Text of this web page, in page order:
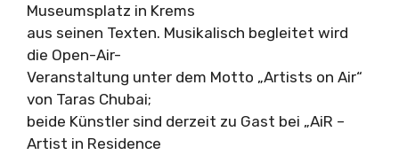
Museumsplatz in Krems
aus seinen Texten. Musikalisch begleitet wird
die Open-Air-
Veranstaltung unter dem Motto „Artists on Air“
von Taras Chubai;
beide Künstler sind derzeit zu Gast bei „AiR –
Artist in Residence